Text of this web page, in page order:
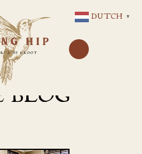
NAAR
DE
INHOUD
BLOG
DUTCH ▼